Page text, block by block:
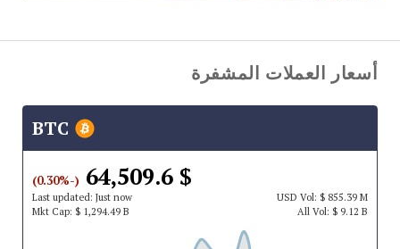
أسعار العملات المشفرة
$ 64,509.6
(-0.30%)
Last updated: Just now USDVol: $ 855.39 M
Mkt Cap: $ 1,294.49 B All Vol: $ 9.12 B